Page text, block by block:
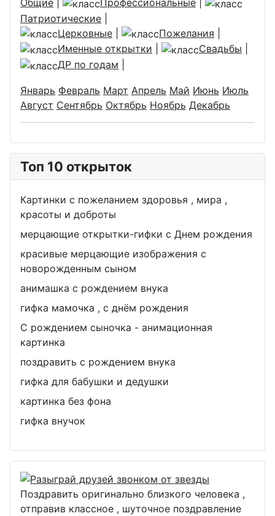
Общие
Профессиональные
Патриотические
Церковные
Пожелания
Именные открытки
Свадьбы
ДР по годам
Январь Февраль Март Апрель Май Июнь Июль
Август Сентябрь Октябрь Ноябрь Декабрь
Топ 10 открыток
Картинки с пожеланием здоровья , мира ,
красоты и доброты
мерцающие открытки-гифки с Днем рождения
красивые мерцающие изображения с
новорожденным сыном
анимашка с рождением внука
гифка мамочка , с днём рождения
С рождением сыночка - анимационная
картинка
поздравить с рождением внука
гифка для бабушки и дедушки
картинка без фона
гифка внучок
Поздравить оригинально близкого человека ,
отправив классное , шуточное поздравление